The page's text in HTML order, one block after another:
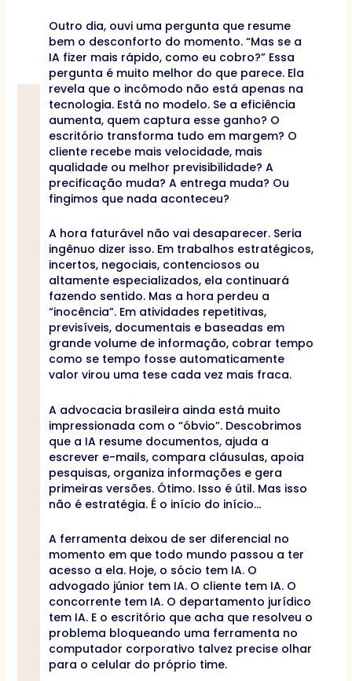
Outro dia, ouvi uma pergunta que resume
bem o desconforto do momento. “Mas se a
IA fizer mais rápido, como eu cobro?” Essa
pergunta é muito melhor do que parece. Ela
revela que o incômodo não está apenas na
tecnologia. Está no modelo. Se a eficiência
aumenta, quem captura esse ganho? O
escritório transforma tudo em margem? O
cliente recebe mais velocidade, mais
qualidade ou melhor previsibilidade? A
precificação muda? A entrega muda? Ou
fingimos que nada aconteceu?
A hora faturável não vai desaparecer. Seria
ingênuo dizer isso. Em trabalhos estratégicos,
incertos, negociais, contenciosos ou
altamente especializados, ela continuará
fazendo sentido. Mas a hora perdeu a
“inocência”. Em atividades repetitivas,
previsíveis, documentais e baseadas em
grande volume de informação, cobrar tempo
como se tempo fosse automaticamente
valor virou uma tese cada vez mais fraca.
A advocacia brasileira ainda está muito
impressionada com o “óbvio”. Descobrimos
que a IA resume documentos, ajuda a
escrever e-mails, compara cláusulas, apoia
pesquisas, organiza informações e gera
primeiras versões. Ótimo. Isso é útil. Mas isso
não é estratégia. É o início do início…
A ferramenta deixou de ser diferencial no
momento em que todo mundo passou a ter
acesso a ela. Hoje, o sócio tem IA. O
advogado júnior tem IA. O cliente tem IA. O
concorrente tem IA. O departamento jurídico
tem IA. E o escritório que acha que resolveu o
problema bloqueando uma ferramenta no
computador corporativo talvez precise olhar
para o celular do próprio time.